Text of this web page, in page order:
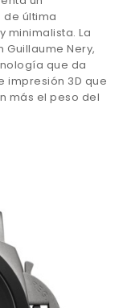
última
minimalista. La
Guillaume Nery,
que da
impresión 3D que
más el peso del